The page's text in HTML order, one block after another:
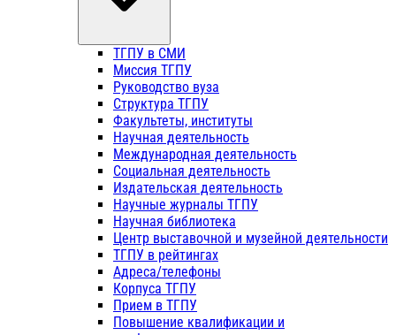
ТГПУ в СМИ
Миссия ТГПУ
Руководство вуза
Структура ТГПУ
Факультеты, институты
Научная деятельность
Международная деятельность
Социальная деятельность
Издательская деятельность
Научные журналы ТГПУ
Научная библиотека
Центр выставочной и музейной деятельности
ТГПУ в рейтингах
Адреса/телефоны
Корпуса ТГПУ
Прием в ТГПУ
Повышение квалификации и